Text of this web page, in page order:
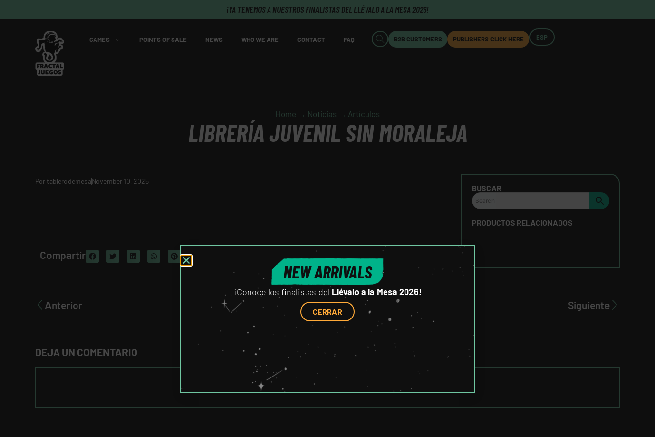
¡YA TENEMOS A NUESTROS FINALISTAS DEL LLÉVALO A LA MESA 2026!
GAMES POINTS OF SALE NEWS WHO WE ARE CONTACT FAQ B2B CUSTOMERS PUBLISHERS CLICK HERE ESP
Home → Noticias → Artículos
LIBRERÍA JUVENIL SIN MORALEJA
Por tablerodemesaNovember 10, 2025
Compartir
BUSCAR
PRODUCTOS RELACIONADOS
Anterior Siguiente
DEJA UN COMENTARIO
NEW ARRIVALS
¡Conoce los finalistas del Llévalo a la Mesa 2026!
CERRAR